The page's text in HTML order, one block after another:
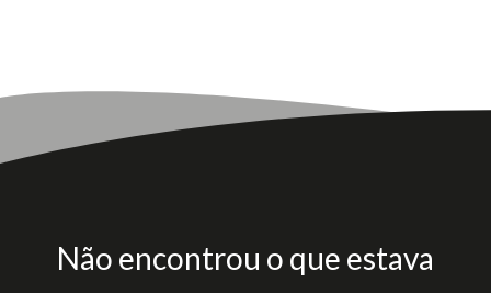
Não encontrou o que estava